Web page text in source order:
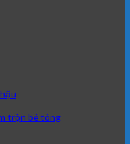
trộn bê tông